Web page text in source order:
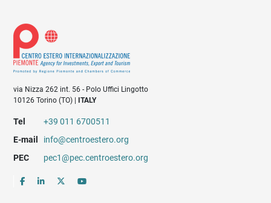
via Nizza 262 int. 56 - Polo Uffici Lingotto
10126 Torino (TO) |
ITALY
Tel
+39 011 6700511
E-mail
info@centroestero.org
PEC
pec1@pec.centroestero.org